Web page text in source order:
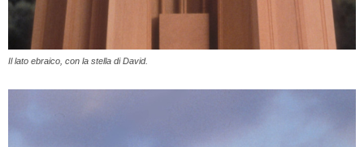
Il lato ebraico, con la stella di David.